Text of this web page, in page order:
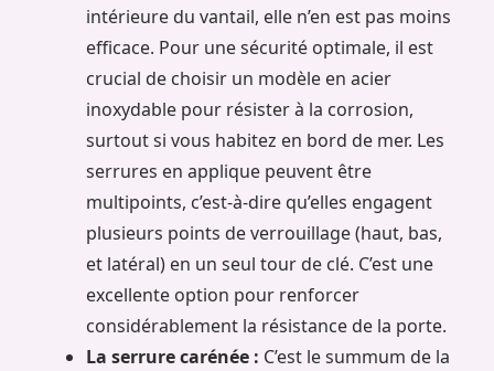
intérieure du vantail, elle n’en est pas moins
efficace. Pour une sécurité optimale, il est
crucial de choisir un modèle en acier
inoxydable pour résister à la corrosion,
surtout si vous habitez en bord de mer. Les
serrures en applique peuvent être
multipoints, c’est-à-dire qu’elles engagent
plusieurs points de verrouillage (haut, bas,
et latéral) en un seul tour de clé. C’est une
excellente option pour renforcer
considérablement la résistance de la porte.
La serrure carénée : C’est le summum de la